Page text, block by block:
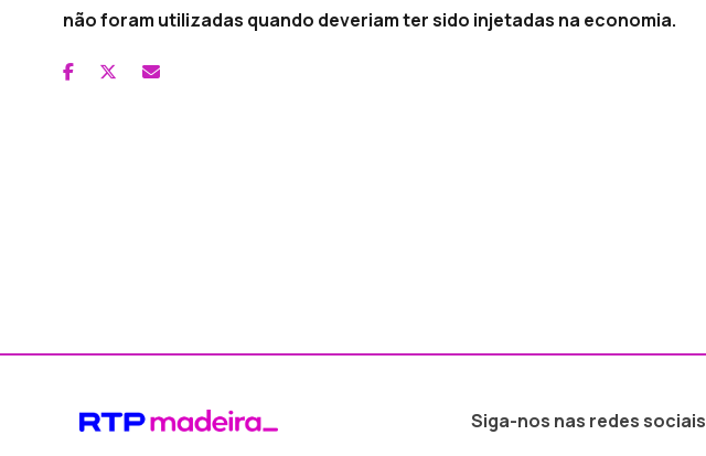
não foram utilizadas quando deveriam ter sido injetadas na economia.
Siga-nos nas redes sociais